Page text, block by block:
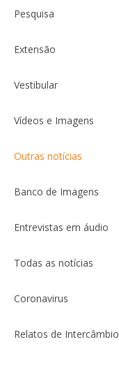
Pesquisa
Extensão
Vestibular
Vídeos e Imagens
Outras notícias
Banco de Imagens
Entrevistas em áudio
Todas as notícias
Coronavirus
Relatos de Intercâmbio